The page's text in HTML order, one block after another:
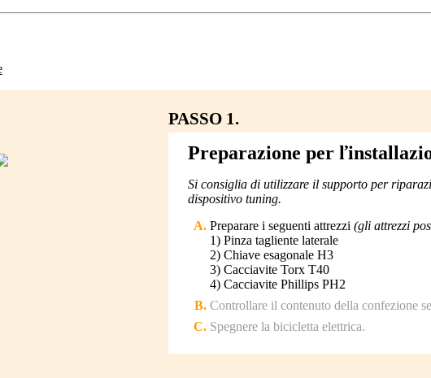
PASSO 1.
Preparazione per
Si consiglia di utilizzare il supporto per
dispositivo tuning.
Preparare i seguenti attrezzi (gli attrezzi
1) Pinza tagliente laterale
2) Chiave esagonale H3
3) Cacciavite Torx T40
4) Cacciavite Phillips PH2
Controllare il contenuto della confezione
Spegnere la bicicletta elettrica.